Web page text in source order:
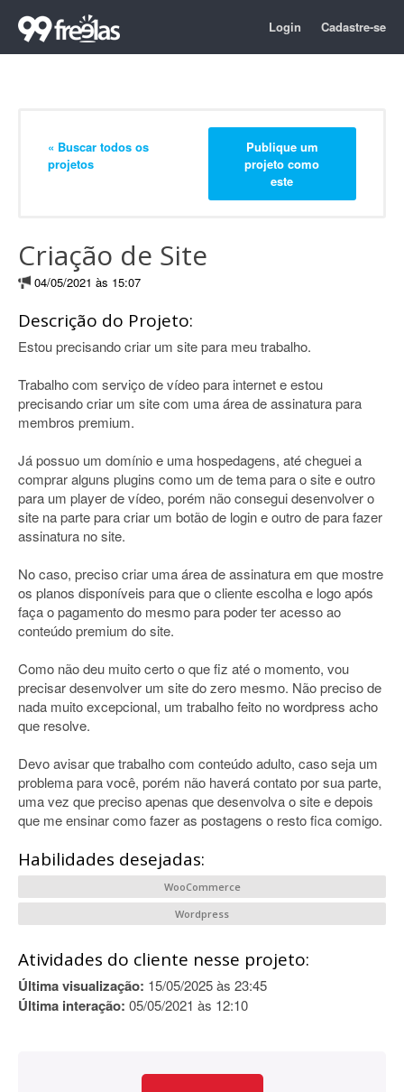
Login Cadastre-se
« Buscar todos os
projetos
Publique um
projeto como
este
Criação de Site
04/05/2021 às 15:07
Descrição do Projeto:
Estou precisando criar um site para meu trabalho.
Trabalho com serviço de vídeo para internet e estou
precisando criar um site com uma área de assinatura para
membros premium.
Já possuo um domínio e uma hospedagens, até cheguei a
comprar alguns plugins como um de tema para o site e outro
para um player de vídeo, porém não consegui desenvolver o
site na parte para criar um botão de login e outro de para fazer
assinatura no site.
No caso, preciso criar uma área de assinatura em que mostre
os planos disponíveis para que o cliente escolha e logo após
faça o pagamento do mesmo para poder ter acesso ao
conteúdo premium do site.
Como não deu muito certo o que fiz até o momento, vou
precisar desenvolver um site do zero mesmo. Não preciso de
nada muito excepcional, um trabalho feito no wordpress acho
que resolve.
Devo avisar que trabalho com conteúdo adulto, caso seja um
problema para você, porém não haverá contato por sua parte,
uma vez que preciso apenas que desenvolva o site e depois
que me ensinar como fazer as postagens o resto fica comigo.
Habilidades desejadas:
WooCommerce
Wordpress
Atividades do cliente nesse projeto:
Última visualização: 15/05/2025 às 23:45
Última interação: 05/05/2021 às 12:10